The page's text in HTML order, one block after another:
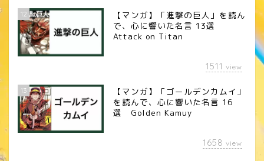
12
【マンガ】「進撃の巨人」を読ん
で、心に響いた名言 13選
Attack on Titan
1511 view
13
【マンガ】「ゴールデンカムイ」
を読んで、心に響いた名言 16
選 Golden Kamuy
1658 view